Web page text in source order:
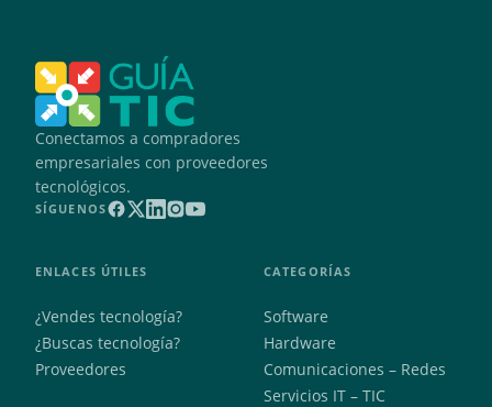
Conectamos a compradores
empresariales con proveedores
tecnológicos.
SÍGUENOS
ENLACES ÚTILES
¿Vendes tecnología?
¿Buscas tecnología?
Proveedores
CATEGORÍAS
Software
Hardware
Comunicaciones – Redes
Servicios IT – TIC